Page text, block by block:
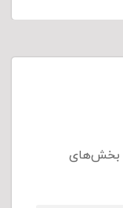
بخش‌های